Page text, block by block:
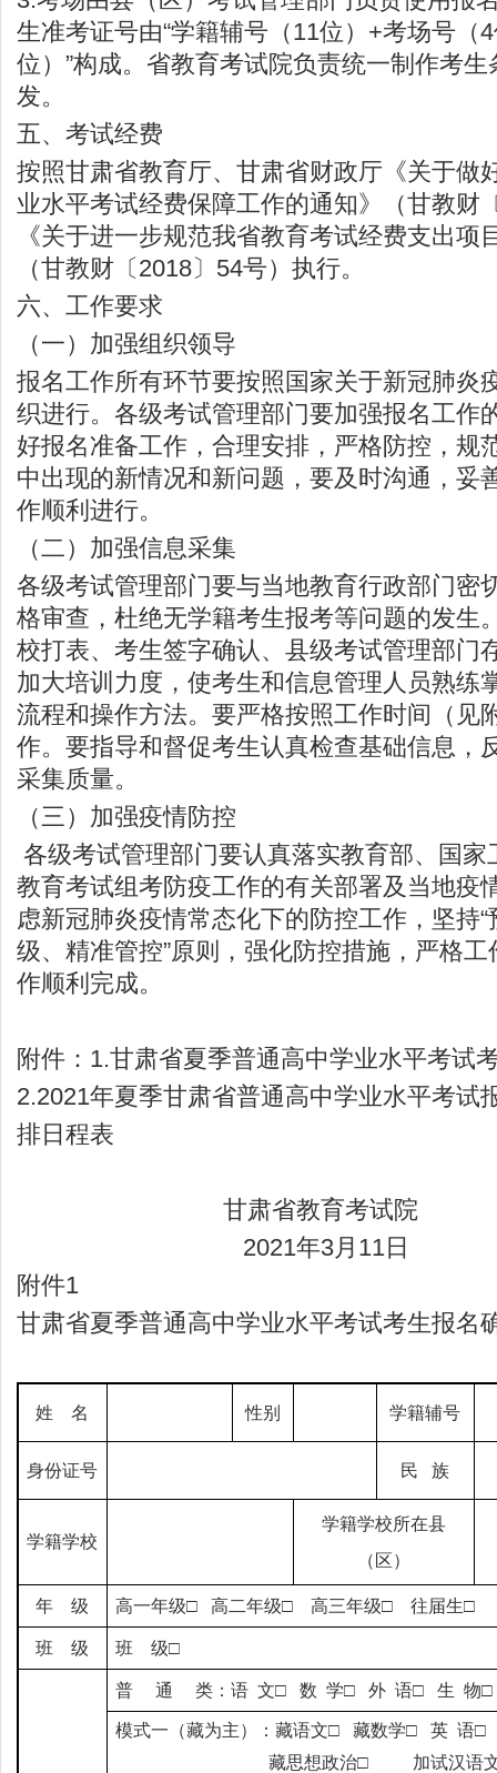
生准考证号由“学籍辅号（11位）+考场号（
位）”构成。省教育考试院负责统一制作考
发。
五、考试经费
按照甘肃省教育厅、甘肃省财政厅《关于做
业水平考试经费保障工作的通知》（甘教财
《关于进一步规范我省教育考试经费支出项
（甘教财〔2018〕54号）执行。
六、工作要求
（一）加强组织领导
报名工作所有环节要按照国家关于新冠肺炎
织进行。各级考试管理部门要加强报名工作
好报名准备工作，合理安排，严格防控，规
中出现的新情况和新问题，要及时沟通，妥
作顺利进行。
（二）加强信息采集
各级考试管理部门要与当地教育行政部门密
格审查，杜绝无学籍考生报考等问题的发生
校打表、考生签字确认、县级考试管理部门
加大培训力度，使考生和信息管理人员熟练
流程和操作方法。要严格按照工作时间（见
作。要指导和督促考生认真检查基础信息，
采集质量。
（三）加强疫情防控
各级考试管理部门要认真落实教育部、国家
教育考试组考防疫工作的有关部署及当地疫
虑新冠肺炎疫情常态化下的防控工作，坚持
级、精准管控”原则，强化防控措施，严格
作顺利完成。
附件：1.甘肃省夏季普通高中学业水平考试
2.2021年夏季甘肃省普通高中学业水平考试
排日程表
甘肃省教育考试院
2021年3月11日
附件1
甘肃省夏季普通高中学业水平考试考生报名
姓 名 性别 学籍辅号
身份证号 民 族
学籍学校
学籍学校所在县
（区）
年 级 高一年级□ 高二年级□ 高三年级□ 往届生□
班 级 班 级□
普 通 类：语 文□ 数 学□ 外 语□ 生 物□
模式一（藏为主）：藏语文□ 藏数学□ 英 语
藏思想政治□ 加试汉语